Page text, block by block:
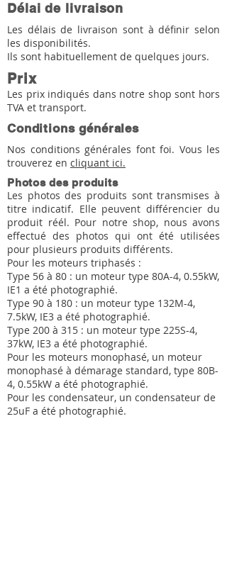
Délai de livraison
Les délais de livraison sont à définir selon
les disponibilités.
Ils sont habituellement de quelques jours.
Prix
Les prix indiqués dans notre shop sont hors
TVA et transport.
Conditions générales
Nos conditions générales font foi. Vous les
trouverez en cliquant ici.
Photos des produits
Les photos des produits sont transmises à
titre indicatif. Elle peuvent différencier du
produit réél. Pour notre shop, nous avons
effectué des photos qui ont été utilisées
pour plusieurs produits différents.
Pour les moteurs triphasés :
Type 56 à 80 : un moteur type 80A-4, 0.55kW,
IE1 a été photographié.
Type 90 à 180 : un moteur type 132M-4,
7.5kW, IE3 a été photographié.
Type 200 à 315 : un moteur type 225S-4,
37kW, IE3 a été photographié.
Pour les moteurs monophasé, un moteur
monophasé à démarage standard, type 80B-
4, 0.55kW a été photographié.
Pour les condensateur, un condensateur de
25uF a été photographié.